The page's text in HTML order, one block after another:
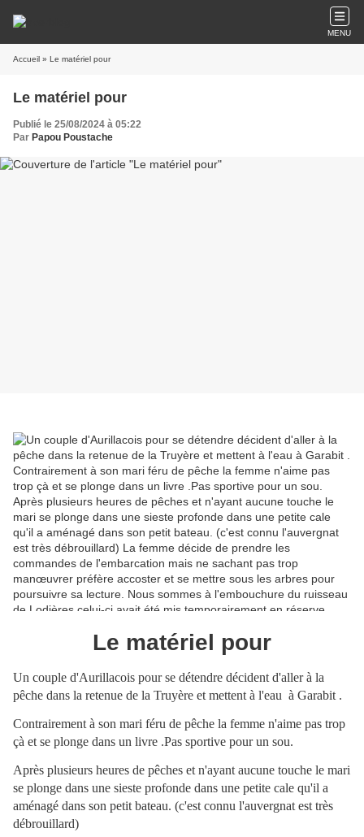
MENU
Accueil » Le matériel pour
Le matériel pour
Publié le 25/08/2024 à 05:22
Par Papou Poustache
Le matériel pour
Un couple d'Aurillacois pour se détendre décident d'aller à la
pêche dans la retenue de la Truyère et mettent à l'eau à Garabit .
Contrairement à son mari féru de pêche la femme n'aime pas trop
çà et se plonge dans un livre .Pas sportive pour un sou.
Après plusieurs heures de pêches et n'ayant aucune touche le mari
se plonge dans une sieste profonde dans une petite cale qu'il a
aménagé dans son petit bateau. (c'est connu l'auvergnat est très
débrouillard)